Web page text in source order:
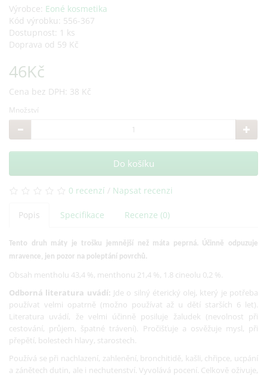
Výrobce: Eoné kosmetika
Kód výrobku: 556-367
Dostupnost: 1 ks
Doprava od 59 Kč
46Kč
Cena bez DPH: 38 Kč
Množství
Do košíku
0 recenzí / Napsat recenzi
Popis Specifikace Recenze (0)
Tento druh máty je trošku jemnější než máta peprná.
Účinně odpuzuje
mravence, jen pozor na poleptání povrchů.
Obsah mentholu 43,4 %, menthonu 21,4 %, 1.8 cineolu 0,2 %.
Odborná literatura uvádí: Jde o silný éterický olej, který je potřeba
používat velmi opatrně (možno používat až u dětí starších 6 let).
Literatura uvádí, že velmi účinně posiluje žaludek (nevolnost při
cestování, průjem, špatné trávení). Pročišťuje a osvěžuje mysl, při
přepětí, bolestech hlavy, starostech.
Používá se při nachlazení, zahlenění, bronchitidě, kašli, chřipce, ucpání
a zánětech dutin, ale i nechutenství. Vyvolává pocení. Celkově oživuje,